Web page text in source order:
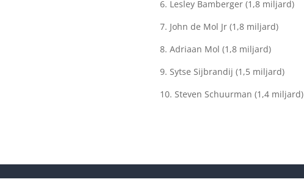
6. Lesley Bamberger (1,8 miljard)
7. John de Mol Jr (1,8 miljard)
8. Adriaan Mol (1,8 miljard)
9. Sytse Sijbrandij (1,5 miljard)
10. Steven Schuurman (1,4 miljard)